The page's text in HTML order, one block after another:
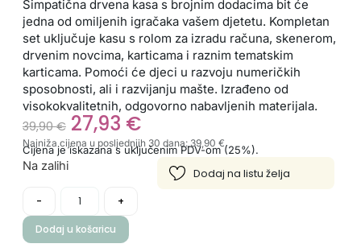
Simpatična drvena kasa s brojnim dodacima bit će
jedna od omiljenih igračaka vašem djetetu. Kompletan
set uključuje kasu s rolom za izradu računa, skenerom,
drvenim novcima, karticama i raznim tematskim
karticama. Pomoći će djeci u razvoju numeričkih
sposobnosti, ali i razvijanju mašte. Izrađeno od
visokokvalitetnih, odgovorno nabavljenih materijala.
39,90€ 27,93 €
Najniža cijena u posljednjih 30 dana:39,90 €
Cijena je iskazana s uključenim PDV-om (25%).
Na zalihi
- +
Dodaj u košaricu